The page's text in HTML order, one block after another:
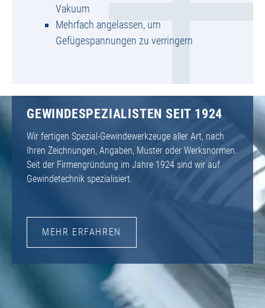
Vakuum
Mehrfach angelassen, um
Gefügespannungen zu verringern
GEWINDESPEZIALISTEN SEIT 1924
Wir fertigen Spezial-Gewindewerkzeuge aller Art, nach
Ihren Zeichnungen, Angaben, Muster oder Werksnormen.
Seit der Firmengründung im Jahre 1924 sind wir auf
Gewindetechnik spezialisiert.
MEHR ERFAHREN